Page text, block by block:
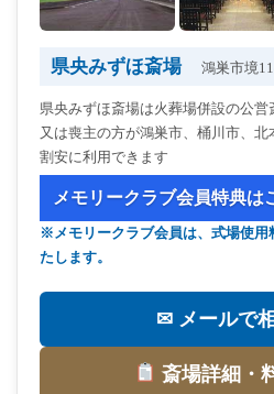
県央みずほ斎場 鴻巣市境
県央みずほ斎場は火葬場併設の公営
又は喪主の方が鴻巣市、桶川市、
割安に利用できます
メモリークラブ会員特典は
※メモリークラブ会員は、式場使用
たします。
✉ メールで
斎場詳細・